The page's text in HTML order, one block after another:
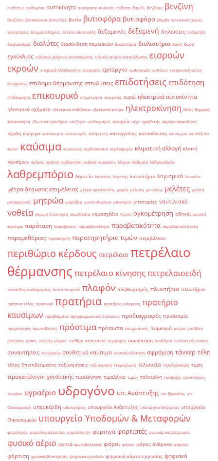
αυξήσεις αυξημένα αυτοκίνητα αυτόματοι πωλητές αύξηση βαρέλι βενζίνες βενζίνη
βενζίνης βιοκαύσιμα βιοντίζελ βυτίο βυτιοφόρα βυτιοφόρο βόμβα γειτονικές χώρες
γεωτρήσεις δειγματοληψίες δελτίο αποστολής δεξαμενές δεξαμενή δηλώσεις διάρρηξη
διαγωνισμός διαλύτες διασύνδεση ταμειακών δικαστήριο διυλιστήρια δόση δώρα
εγκύκλιος ειδικούς φόρους κατανάλωσης ειδικός φόρος κατανάλωσης εισροών
εκροών εισφορά αλληλεγγύης εισφορές εμπάργκο εμπρησμός εμπόριο ενεργειακή κρίση
ενισχύσεις επίδομα θέρμανσης επενδύσεις επιδοτήσεις επιδότηση
επιθεώρηση επικουρικό επιμέτρηση εταιρείες ευρώ ηλεκτρικά αυτοκίνητα
ηλεκτρικά οχήματα ηλεκτρικά ποδήλατα ηλεκτρικό ρεύμα ηλεκτροκίνηση θέση θερμική
καταπόνηση ιδιωτικά πρατήρια ισοζύγιο ισολογισμοί ιστορία ισχύ ιχνηθέτης κάμερα ασφαλείας
κέρδη κίνητρα κακοκαιρία κανονισμός κατάρτιση καταγγελίες κατανάλωση καυσίμων καυσόξυλα
καύσι καύσιμα καύσωνας κερδοσκοπία κερδοφορία κλιματική αλλαγή κλοπή
καυσίμων κράνος κράτος κυβέρνηση κυβικά κυρώσεις λίτρων λαθραία λαθρεμπορία
λαθρεμπόριο ληστεία ληστείες λιγνίτης λιπαντήρια λογισμικό λουκέτο
μέτρα δέουσας επιμέλειας μέτρα προστασίας μαφία μείωση μειώσεις μελέτες μελέτη
μεταφορικές μητρώα μικρόβια μικτά κλιμάκια μπαταρία μπαταρίες ναυτιλιακό
νοθεία νομιμη διακίνηση νομοθεσία νομοσχέδιο νόμος ογκομέτρηση οδηγοί ορυκτά
καύσιμα παράταση παραβάσεις παραβάτικότητα παραβατικότητα παραβατικότητατα
παραμεθόριος παραπομπή παρατηρητήριο τιμών περιβάλλον
περιθώριο κέρδους πετρέλαιο πετρέλαιο
θέρμανσης πετρέλαιο κίνησηςπετρελαιοειδή
πινακίδες κυκλοφορίας πιστοποιητικά πλαφόν πληθωρισμός πλυντήρια πλυντήριο
πράσινο τέλος πρακτικό πρατήρια πρατήριο ενέργειας πρατήριο
καυσίμων προβλήματα προγραμματικές δηλώσεις προδιαγραφές προθεσμία
προμέτρηση πρωταθλητές πρόστιμα πρόσωπα πτωχευτικός πυρκαγιά ρεύμα ρούβλια
ρύπανση ρύποι σούπερ μάρκετ στάθμη στατιστικά συμμορία συνάντηση συνέδριο συνέντευξη τύπου
συναντήσεις συνεργεία συνθετικά καύσιμα συνταξιοδότηση σφράγιση τάνκερ τέλη
τέλος Επιτηδεύματος ταξινομήσεις ταξινόμηση τεκμηρίωση τελωνείο τηλεδιάσκεψη τιμές
τιμοκατάλογοι χονδρικής τιμολόγηση τιμολόγιο τιμών τολουόλη τράπεζες τροπολογία
τσιγάρο υγραέριο υδρογόνο υπ. Ανάπτυξης υπ. Εργασίας υπ.
Οικονομικών υπερκέρδη υποτροφίες υπουργείο Ανάπτυξης υπουργείο Ενέργειας υπουργείο
Οικονομικών υπουργείο Υποδομών & Μεταφορών
φορολογία φορολογικά έσοδα φορολόγηση φορτηγά φορτιστές φυσικές καταστροφές
φυσικό αέριο φωτιά φωτοβολταϊκά φόροι φόρος φόρος άνθρακα φόρους
φόρτιση χρονοκαθυστέρηση ψηφιακά εργαλεία ψηφιακή κάρτα εργασίας ψηφιακό